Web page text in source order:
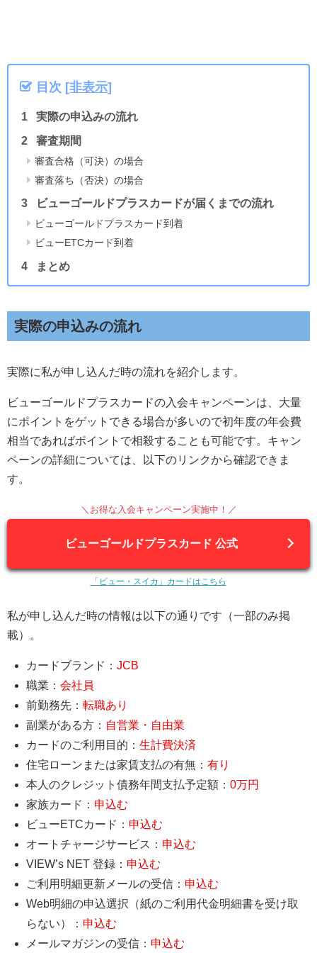
目次 [非表示]
実際の申込みの流れ
審査期間
審査合格（可決）の場合
審査落ち（否決）の場合
ビューゴールドプラスカードが届くまでの流れ
ビューゴールドプラスカード到着
ビューETCカード到着
まとめ
実際の申込みの流れ
実際に私が申し込んだ時の流れを紹介します。
ビューゴールドプラスカードの入会キャンペーンは、大量
にポイントをゲットできる場合が多いので初年度の年会費
相当であればポイントで相殺することも可能です。キャン
ペーンの詳細については、以下のリンクから確認できま
す。
＼お得な入会キャンペーン実施中！／
ビューゴールドプラスカード 公式
「ビュー・スイカ」カードはこちら
私が申し込んだ時の情報は以下の通りです（一部のみ掲
載）。
カードブランド：JCB
職業：会社員
前勤務先：転職あり
副業がある方： 自営業・自由業
カードのご利用目的：生計費決済
住宅ローンまたは家賃支払の有無：有り
本人のクレジット債務年間支払予定額：0万円
家族カード： 申込む
ビューETCカード： 申込む
オートチャージサービス： 申込む
VIEW’s NET 登録： 申込む
ご利用明細更新メールの受信： 申込む
Web明細の申込選択（紙のご利用代金明細書を受け取
らない）： 申込む
メールマガジンの受信： 申込む